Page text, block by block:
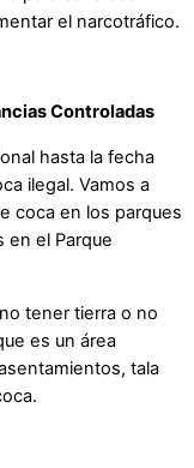
el narcotráfico.
Controladas
hasta la fecha
ilegal. Vamos a
coca en los parques
en el Parque
tener tierra o no
es un área
tala